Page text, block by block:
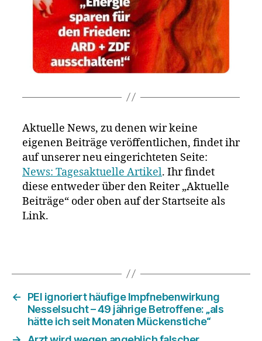
Aktuelle News, zu denen wir keine
eigenen Beiträge veröffentlichen, findet ihr
auf unserer neu eingerichteten Seite:
News: Tagesaktuelle Artikel. Ihr findet
diese entweder über den Reiter „Aktuelle
Beiträge“ oder oben auf der Startseite als
Link.
←
PEI ignoriert häufige Impfnebenwirkung
Nesselsucht – 49 jährige Betroffene: „als
hätte ich seit Monaten Mückenstiche“